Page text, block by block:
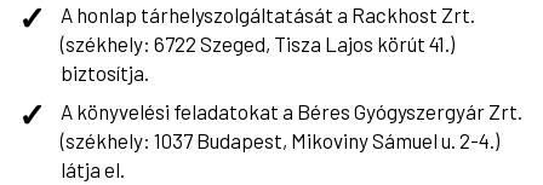
A honlap tárhelyszolgáltatását a Rackhost Zrt.
(székhely: 6722 Szeged, Tisza Lajos körút 41.)
biztosítja.
A könyvelési feladatokat a Béres Gyógyszergyár Zrt.
(székhely: 1037 Budapest, Mikoviny Sámuel u. 2-4.)
látja el.